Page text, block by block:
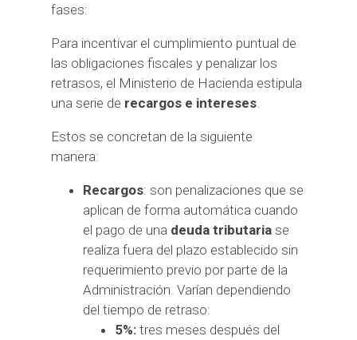
fases:
Para incentivar el cumplimiento puntual de
las obligaciones fiscales y penalizar los
retrasos, el Ministerio de Hacienda estipula
una serie de recargos e intereses
Estos se concretan de la siguiente
manera:
Recargos: son penalizaciones que se
aplican de forma automática cuando
el pago de una deuda tributaria se
realiza fuera del plazo establecido sin
requerimiento previo por parte de la
Administración. Varían dependiendo
del tiempo de retraso:
5%: tres meses después del